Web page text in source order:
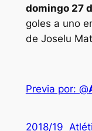
domingo 27
goles a uno
de Joselu
Previa por: @
2018/19